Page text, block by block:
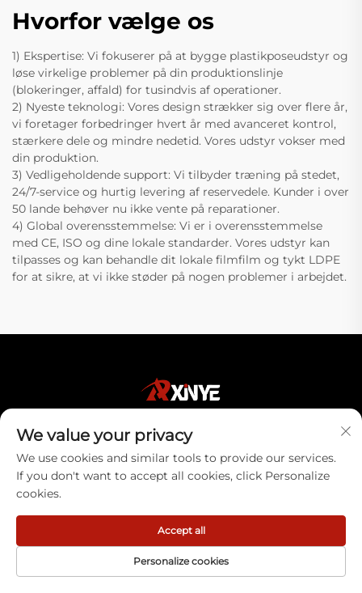
Hvorfor vælge os
1) Ekspertise: Vi fokuserer på at bygge plastikposeudstyr og
løse virkelige problemer på din produktionslinje
(blokeringer, affald) for tusindvis af operationer.
2) Nyeste teknologi: Vores design strækker sig over flere år,
vi foretager forbedringer hvert år med avanceret kontrol,
stærkere dele og mindre nedetid. Vores udstyr vokser med
din produktion.
3) Vedligeholdende support: Vi tilbyder træning på stedet,
24/7-service og hurtig levering af reservedele. Kunder i over
50 lande behøver nu ikke vente på reparationer.
4) Global overensstemmelse: Vi er i overensstemmelse
med CE, ISO og dine lokale standarder. Vores udstyr kan
tilpasses og kan behandle dit lokale filmfilm og tykt LDPE
for at sikre, at vi ikke støder på nogen problemer i arbejdet.
Ruian Xinye Packaging Machine Co., Ltd
tilbyder høj-effektive automatiske
pakkeringsløsninger til forskellige industrier.
Vores avancerede maskiner sikrer præcision,
holdbarhed og optimeret produktion. Opdag
pålidelige pakkeringsinnovationer i dag.
We value your privacy
We use cookies and similar tools to provide our services.
If you don't want to accept all cookies, click Personalize
cookies.
Personalize cookies
Accept all